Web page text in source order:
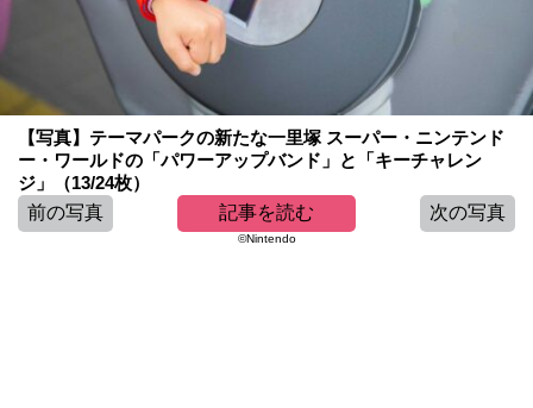
【写真】テーマパークの新たな一里塚 スーパー・ニンテンド
ー・ワールドの「パワーアップバンド」と「キーチャレン
ジ」（13/24枚）
前の写真
記事を読む 次の写真
©︎Nintendo